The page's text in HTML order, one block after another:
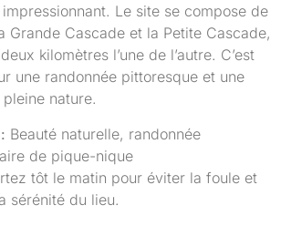
Le site se compose de
Grande Cascade et la Petite Cascade,
kilomètres l’une de l’autre. C’est
une randonnée pittoresque et une
nature.
Beauté naturelle, randonnée
de pique-nique
tôt le matin pour éviter la foule et
sérénité du lieu.